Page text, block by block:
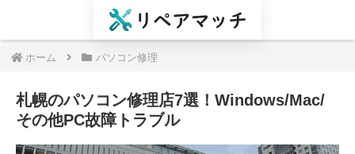
ホーム パソコン修理
札幌のパソコン修理店7選！Windows/Mac/
その他PC故障トラブル